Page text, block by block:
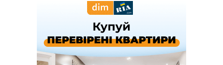
У Франківську та Яремче зафіксували нові температурні
Росія вдарила по Харкову "Бандероллю": є постраждалі,
пошкоджено цивільне підприємство
Верховний суд повернув державі 1,5 га лісу із трьома
ставками в Івано-Франківській громаді